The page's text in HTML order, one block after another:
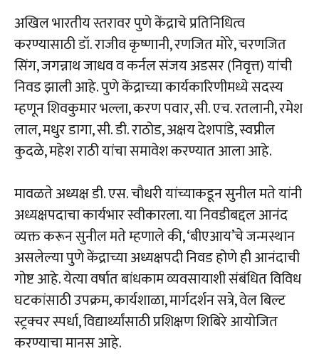
अखिल भारतीय स्तरावर पुणे केंद्राचे प्रतिनिधित्व
करण्यासाठी डॉ. राजीव कृष्णानी, रणजित मोरे, चरणजित
सिंग, जगन्नाथ जाधव व कर्नल संजय अडसर (निवृत्त) यांची
निवड झाली आहे. पुणे केंद्राच्या कार्यकारिणीमध्ये सदस्य
म्हणून शिवकुमार भल्ला, करण पवार, सी. एच. रतलानी, रमेश
लाल, मधुर डागा, सी. डी. राठोड, अक्षय देशपांडे, स्वप्नील
कुदळे, महेश राठी यांचा समावेश करण्यात आला आहे.
मावळते अध्यक्ष डी. एस. चौधरी यांच्याकडून सुनील मते यांनी
अध्यक्षपदाचा कार्यभार स्वीकारला. या निवडीबद्दल आनंद
व्यक्त करून सुनील मते म्हणाले की, ‘बीएआय’चे जन्मस्थान
असलेल्या पुणे केंद्राच्या अध्यक्षपदी निवड होणे ही आनंदाची
गोष्ट आहे. येत्या वर्षात बांधकाम व्यवसायाशी संबंधित विविध
घटकांसाठी उपक्रम, कार्यशाळा, मार्गदर्शन सत्रे, वेल बिल्ट
स्ट्रक्चर स्पर्धा, विद्यार्थ्यांसाठी प्रशिक्षण शिबिरे आयोजित
करण्याचा मानस आहे.